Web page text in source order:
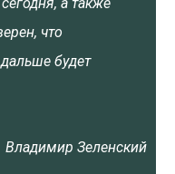
что
будет
Владимир Зеленский